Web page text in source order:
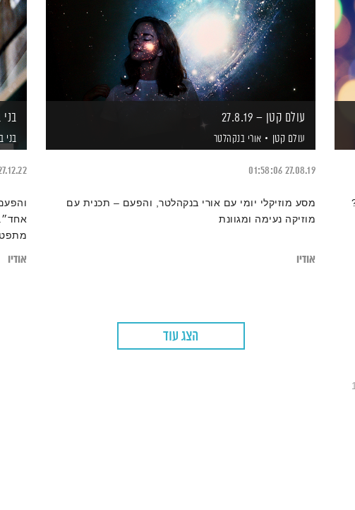
עולם קטן – 27.8.19
עולם קטן אורי בנקהלטר
27.08.19
01:58:06
מסע מוזיקלי יומי עם אורי בנקהלטר, והפעם – תכנית עם
מוזיקה נעימה ומגוונת
אודיו
בני
בני
אודיו
הצג עוד